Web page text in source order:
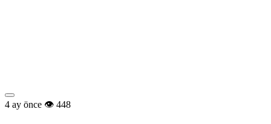
4 ay önce 448